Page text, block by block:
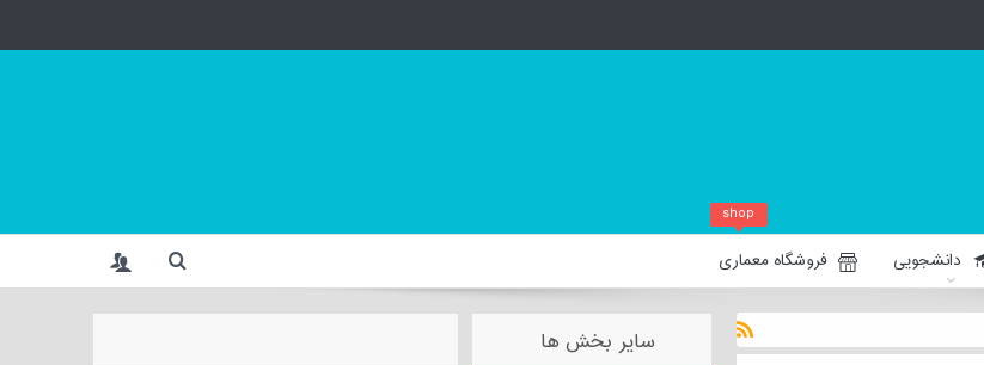
دانشجویی فروشگاه معماری
shop
سایر بخش ها